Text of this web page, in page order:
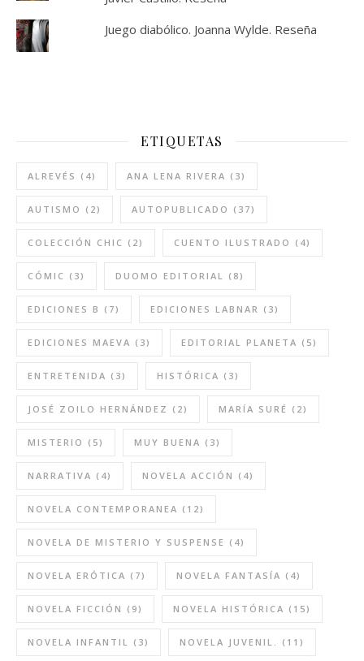
Juego diabólico. Joanna Wylde. Reseña
ETIQUETAS
ALREVÉS (4) ANA LENA RIVERA (3)
AUTISMO (2) AUTOPUBLICADO (37)
COLECCIÓN CHIC (2) CUENTO ILUSTRADO (4)
CÓMIC (3) DUOMO EDITORIAL (8)
EDICIONES B (7) EDICIONES LABNAR (3)
EDICIONES MAEVA (3) EDITORIAL PLANETA (5)
ENTRETENIDA (3) HISTÓRICA (3)
JOSÉ ZOILO HERNÁNDEZ (2) MARÍA SURÉ (2)
MISTERIO (5) MUY BUENA (3)
NARRATIVA (4) NOVELA ACCIÓN (4)
NOVELA CONTEMPORANEA (12)
NOVELA DE MISTERIO Y SUSPENSE (4)
NOVELA ERÓTICA (7) NOVELA FANTASÍA (4)
NOVELA FICCIÓN (9) NOVELA HISTÓRICA (15)
NOVELA INFANTIL (3) NOVELA JUVENIL. (11)